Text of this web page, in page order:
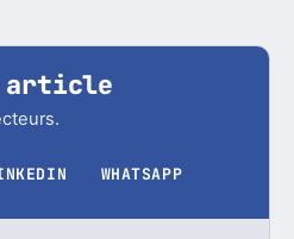
article
WHATSAPP